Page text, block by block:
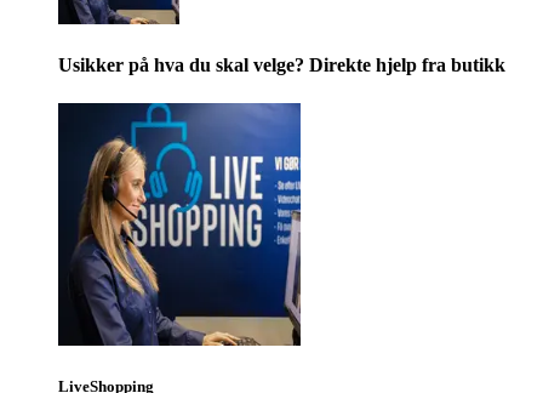
Usikker på hva du skal velge? Direkte hjelp fra butikk
LiveShopping